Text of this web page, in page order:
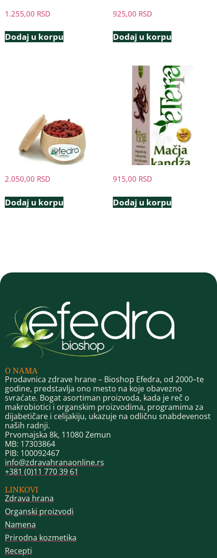
1.255,00 RSD
Dodaj u korpu
925,00 RSD
Dodaj u korpu
2.050,00 RSD
Dodaj u korpu
915,00 RSD
Dodaj u korpu
O NAMA
Prodavnica zdrave hrane – Bioshop Efedra, od 2000–te
godine, predstavlja ono mesto na koje obavezno
svraćate. Bogat asortiman proizvoda, kada je reč o
makrobiotici i organskim proizvodima, programima za
dijabetičare i celijakiju, ukazuje na odličnu snabdevenost
naših radnji.
Prvomajska 8k, 11080 Zemun
MB: 17303864
PIB: 100092467
info@zdravahranaonline.rs
+381 (0)11 770 39 61
LINKOVI
Zdrava hrana
Organski proizvodi
Namena
Prirodna kozmetika
Recepti